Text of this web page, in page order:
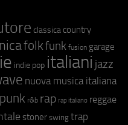
classica country
folkfunk fusion garage
indie pop italiani jazz
nuova musica italiana
punk r&b rap rap italiano reggae
stoner swing trap